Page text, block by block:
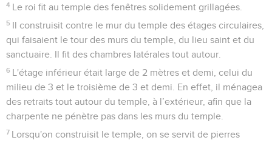
4 Le roi fit au temple des fenêtres solidement grillagées.
5 Il construisit contre le mur du temple des étages circulaires,
qui faisaient le tour des murs du temple, du lieu saint et du
sanctuaire. Il fit des chambres latérales tout autour.
6 L'étage inférieur était large de 2 mètres et demi, celui du
milieu de 3 et le troisième de 3 et demi. En effet, il ménagea
des retraits tout autour du temple, à l’extérieur, afin que la
charpente ne pénètre pas dans les murs du temple.
7 Lorsqu'on construisit le temple, on se servit de pierres